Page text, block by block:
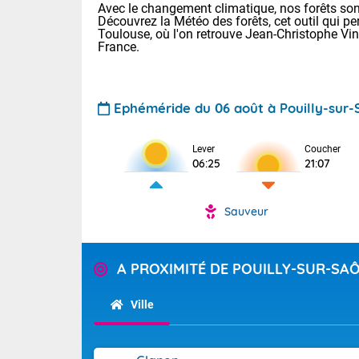
Pour la
Tendance
Avec le changement climatique, nos forêts
Découvrez la Météo des forêts, cet outil qui
Toulouse, où l'on retrouve Jean-Christophe
France.
Ephéméride du 06 août à Pouilly-sur-
Lever
06:25
Coucher
21:07
Sauveur
A PROXIMITÉ DE POUILLY-SUR-
Ville
Voici les
: 11/23 Paris
Clermont-
Lille : 15/24
Aujourd'hui
Risque
Sur le Sud-